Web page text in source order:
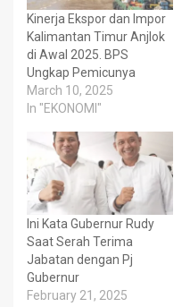
Kinerja Ekspor dan Impor
Kalimantan Timur Anjlok
di Awal 2025. BPS
Ungkap Pemicunya
March 10, 2025
In "EKONOMI"
Ini Kata Gubernur Rudy
Saat Serah Terima
Jabatan dengan Pj
Gubernur
February 21, 2025